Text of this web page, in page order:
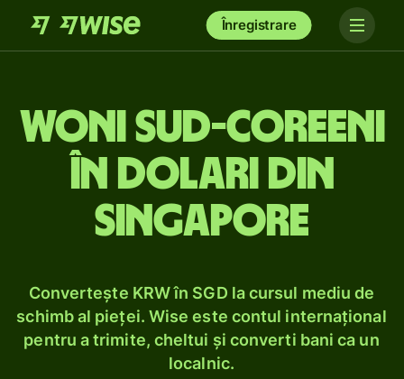
Înregistrare
Woni sud-coreeni
în dolari din
Singapore
Convertește KRW în SGD la cursul mediu de
schimb al pieței. Wise este contul internațional
pentru a trimite, cheltui și converti bani ca un
localnic.